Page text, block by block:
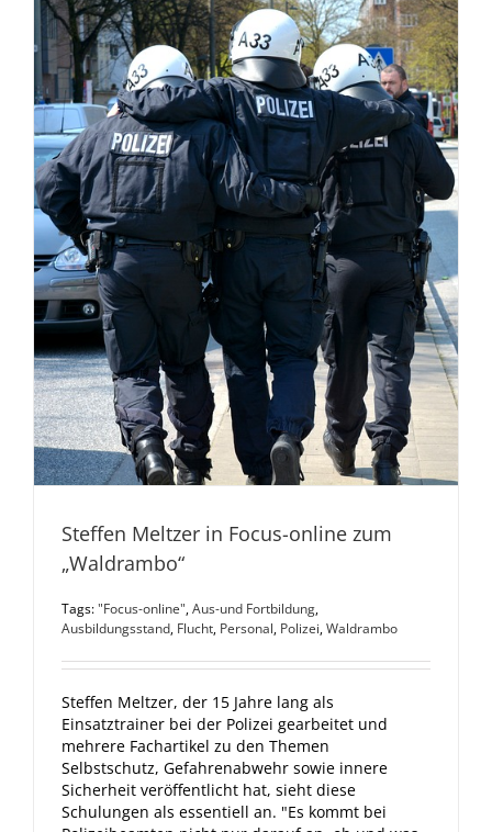
Steffen Meltzer in Focus-online zum
„Waldrambo“
Tags:"Focus-online",Aus-und Fortbildung,
Ausbildungsstand, Flucht, Personal, Polizei,Waldrambo
Steffen Meltzer, der 15 Jahre lang als
Einsatztrainer bei der Polizei gearbeitet und
mehrere Fachartikel zu den Themen
Selbstschutz, Gefahrenabwehr sowie innere
Sicherheit veröffentlicht hat, sieht diese
Schulungen als essentiell an. "Es kommt bei